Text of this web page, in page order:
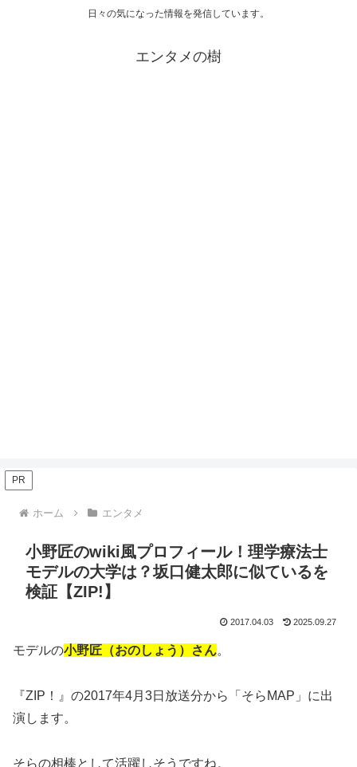
日々の気になった情報を発信しています。
エンタメの樹
PR
ホーム エンタメ
小野匠のwiki風プロフィール！理学療法士
モデルの大学は？坂口健太郎に似ているを
検証【ZIP!】
2017.04.03 2025.09.27
モデルの小野匠（おのしょう）さん。
『ZIP！』の2017年4月3日放送分から「そらMAP」に出
演します。
そらの相棒として活躍しそうですね。